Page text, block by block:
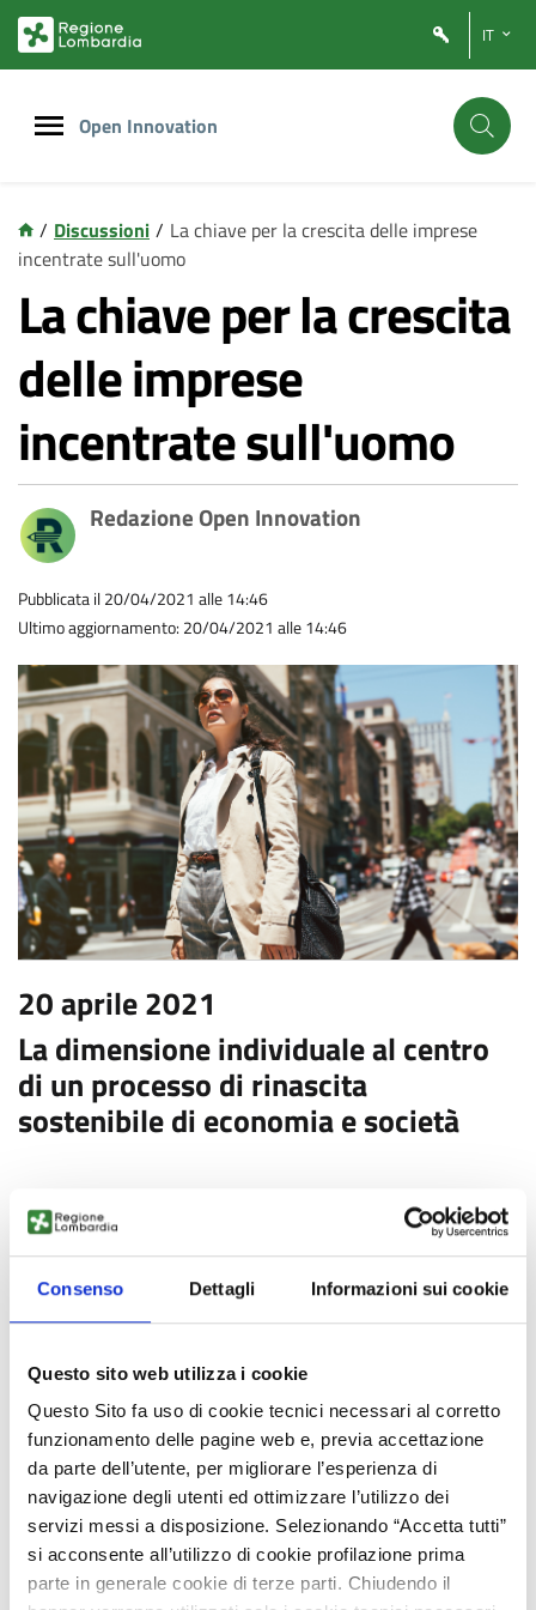
Consenso Dettagli Informazioni sui cookie
Questo sito web utilizza i cookie
Questo Sito fa uso di cookie tecnici necessari al corretto
funzionamento delle pagine web e, previa accettazione
da parte dell’utente, per migliorare l’esperienza di
navigazione degli utenti ed ottimizzare l’utilizzo dei
servizi messi a disposizione. Selezionando “Accetta tutti”
si acconsente all’utilizzo di cookie profilazione prima
parte in generale cookie di terze parti. Chiudendo il
contenuto
footer
IT
Open Innovation
/ Discussioni / La chiave per la crescita delle imprese
incentrate sull'uomo
La chiave per la crescita
delle imprese
incentrate sull'uomo
Redazione Open Innovation
Pubblicata il 20/04/2021 alle 14:46
Ultimo aggiornamento: 20/04/2021 alle 14:46
20 aprile 2021
La dimensione individuale al centro
di un processo di rinascita
sostenibile di economia e società
dello scorso anno hanno esacerbato e fatto luce su gravi
disuguaglianze nella forza lavoro statunitense.
Circa la metà degli americani ha poco o nessun risparmio e
milioni di persone hanno dovuto affrontare la devastazione
aumentati durante la crisi. I lavoratori delle minoranze sono
stati colpiti in modo sproporzionato da quella che viene
definita la “recessione più ineguale nella storia moderna degli
Stati Uniti”.
FONTE: https://sloanreview.mit.edu/article/the-key-to-
growing-human-centered-businesses
AUTORE: MIT SLOANE